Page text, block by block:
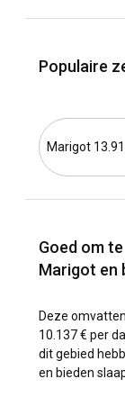
Populaire
Marigot
Goed om
Marigot en
Deze
10.137 € per
dit gebied
en bieden